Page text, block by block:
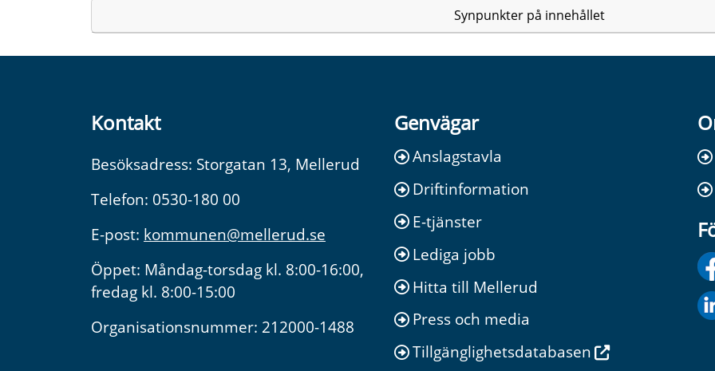
Synpunkter på innehållet
Kontakt
Besöksadress: Storgatan 13, Mellerud
Telefon: 0530-180 00
E-post: kommunen@mellerud.se
Öppet: Måndag-torsdag kl. 8:00-16:00,
fredag kl. 8:00-15:00
Organisationsnummer: 212000-1488
Genvägar
Anslagstavla
Driftinformation
E-tjänster
Lediga jobb
Hitta till Mellerud
Press och media
Tillgänglighetsdatabasen